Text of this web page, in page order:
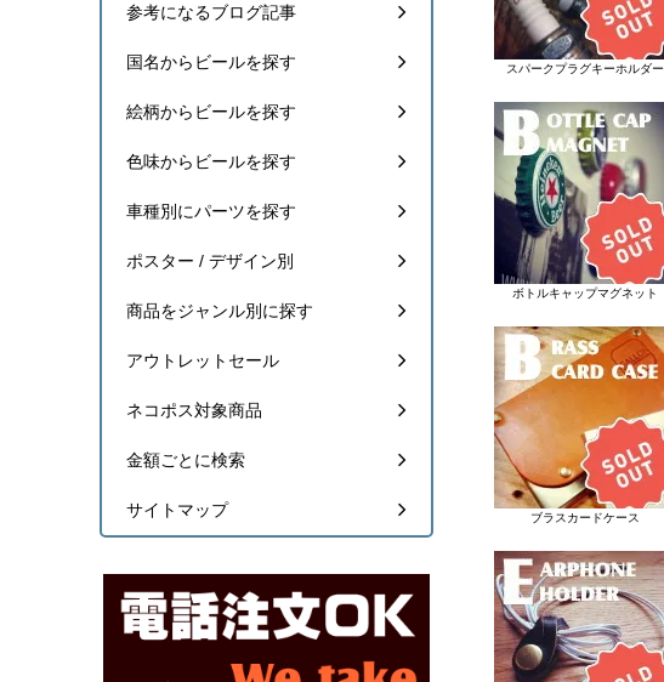
スパークプラグキーホルダー
ボトルキャップマグネット
ブラスカードケース
参考になるブログ記事
国名からビールを探す
絵柄からビールを探す
色味からビールを探す
車種別にパーツを探す
ポスター / デザイン別
商品をジャンル別に探す
アウトレットセール
ネコポス対象商品
金額ごとに検索
サイトマップ